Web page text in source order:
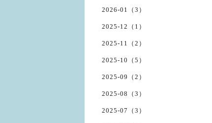
2026-01（3）
2025-12（1）
2025-11（2）
2025-10（5）
2025-09（2）
2025-08（3）
2025-07（3）